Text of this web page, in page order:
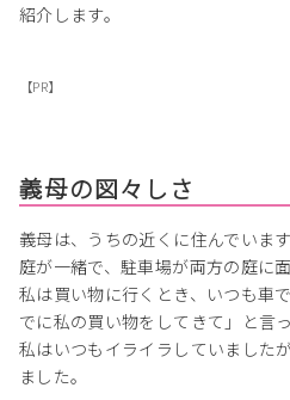
紹介します。
【PR】
義母の図々しさ
義母は、うちの近くに住んでいます
庭が一緒で、駐車場が両方の庭に
私は買い物に行くとき、いつも車
でに私の買い物をしてきて」と言っ
私はいつもイライラしていました
ました。